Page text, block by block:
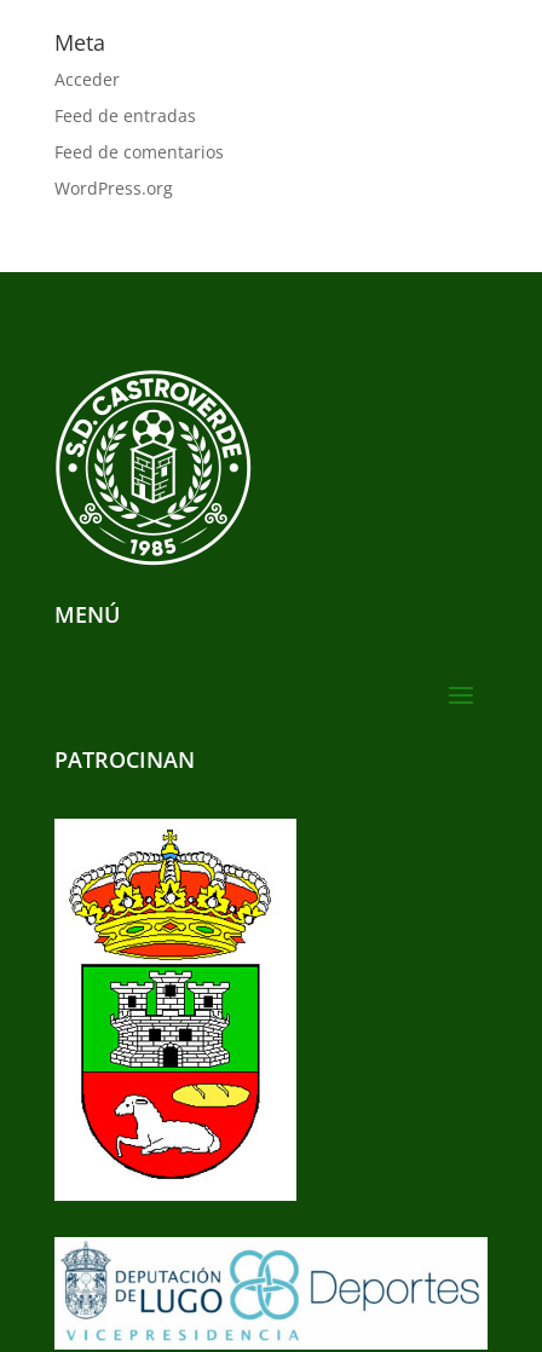
Meta
Acceder
Feed de entradas
Feed de comentarios
WordPress.org
MENÚ
PATROCINAN